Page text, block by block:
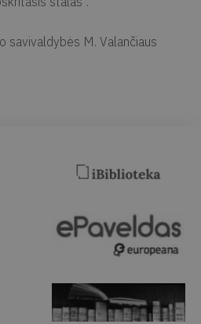
savivaldybės M. Valančiaus